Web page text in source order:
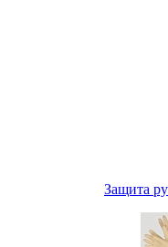
Защита